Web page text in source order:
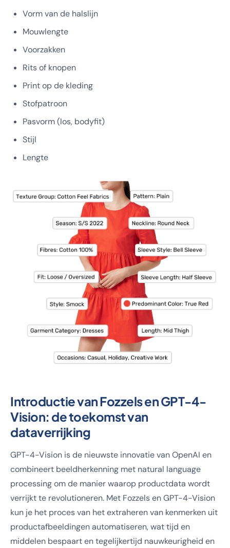
Vorm van de halslijn
Mouwlengte
Voorzakken
Rits of knopen
Print op de kleding
Stofpatroon
Pasvorm (los, bodyfit)
Stijl
Lengte
Introductie van Fozzels en GPT-4-
Vision: de toekomst van
dataverrijking
GPT-4-Vision is de nieuwste innovatie van OpenAI en
combineert beeldherkenning met natural language
processing om de manier waarop productdata wordt
verrijkt te revolutioneren. Met Fozzels en GPT-4-Vision
kun je het proces van het extraheren van kenmerken uit
productafbeeldingen automatiseren, wat tijd en
middelen bespaart en tegelijkertijd nauwkeurigheid en